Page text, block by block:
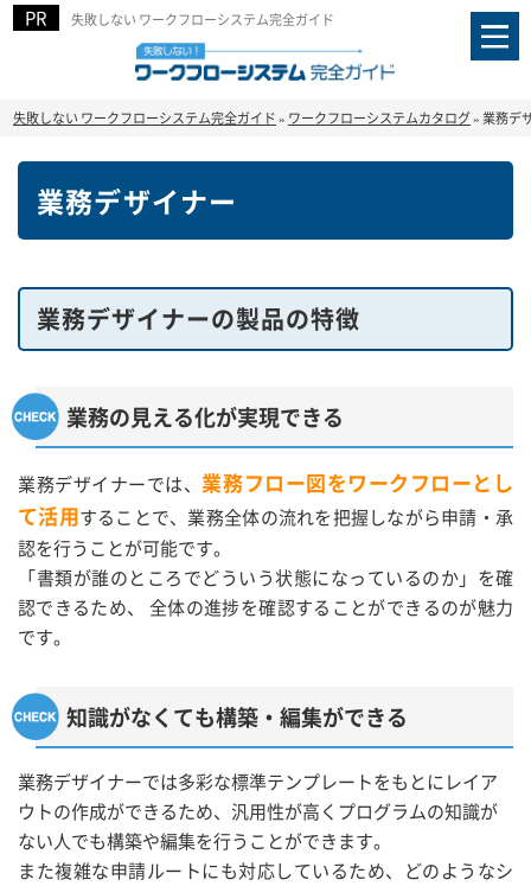
失敗しない ワークフローシステム完全ガイド
失敗しない ワークフローシステム完全ガイド» ワークフローシステムカタログ»業務デ
業務デザイナー
業務デザイナーの製品の特徴
業務の見える化が実現できる
業務デザイナーでは、 業務フロー図をワークフローとし
て活用することで、業務全体の流れを把握しながら申請・承
認を行うことが可能です。
「書類が誰のところでどういう状態になっているのか」を確
認できるため、 全体の進捗を確認することができるのが魅力
です。
知識がなくても構築・編集ができる
業務デザイナーでは多彩な標準テンプレートをもとにレイア
ウトの作成ができるため、汎用性が高くプログラムの知識が
ない人でも構築や編集を行うことができます。
また複雑な申請ルートにも対応しているため、どのようなシ